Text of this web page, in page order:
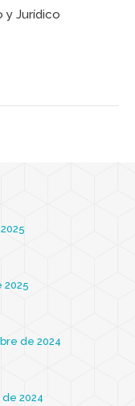
y Jurídico
2025
de 2024
2024